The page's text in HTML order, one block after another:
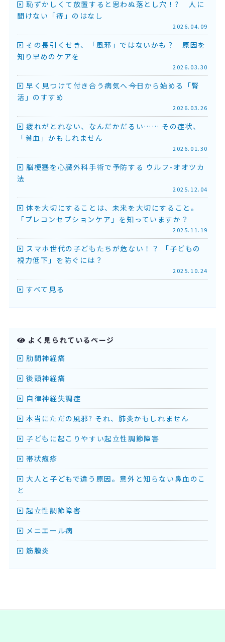
恥ずかしくて放置すると思わぬ落とし穴！? 人に
聞けない「痔」のはなし
2026.04.09
その長引くせき、「風邪」ではないかも？ 原因を
知り早めのケアを
2026.03.30
早く見つけて付き合う病気へ――今日から始める「腎
活」のすすめ
2026.03.26
疲れがとれない、なんだかだるい…… その症状、
「貧血」かもしれません
2026.01.30
脳梗塞を心臓外科手術で予防する ウルフ-オオツカ
法
2025.12.04
体を大切にすることは、未来を大切にすること。
「プレコンセプションケア」を知っていますか？
2025.11.19
スマホ世代の子どもたちが危ない！？ 「子どもの
視力低下」を防ぐには？
2025.10.24
すべて見る
よく見られているページ
肋間神経痛
後頭神経痛
自律神経失調症
本当にただの風邪? それ、肺炎かもしれません
子どもに起こりやすい起立性調節障害
帯状疱疹
大人と子どもで違う原因。意外と知らない鼻血のこ
と
起立性調節障害
メニエール病
筋膜炎